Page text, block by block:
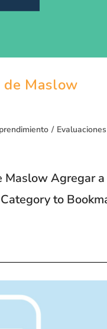
de Maslow
/ Evaluaciones
Maslow Agregar
to